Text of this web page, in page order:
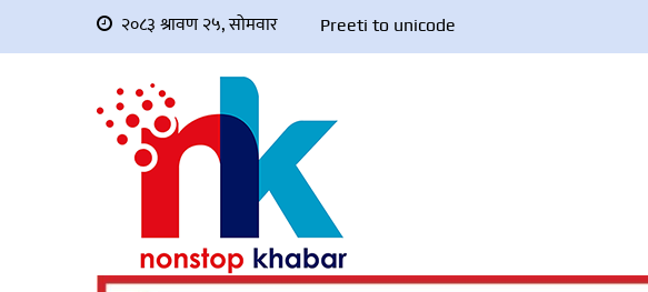
२०८३ श्रावण २५, सोमवार Preeti to unicode